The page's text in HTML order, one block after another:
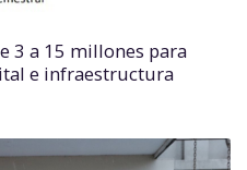
3 a 15 millones para
e infraestructura